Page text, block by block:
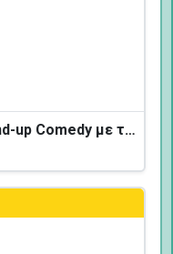
«Λέω να πάρω κάκτο» – Stand-up Comedy με τον Δημήτρη Χριστοφορίδη